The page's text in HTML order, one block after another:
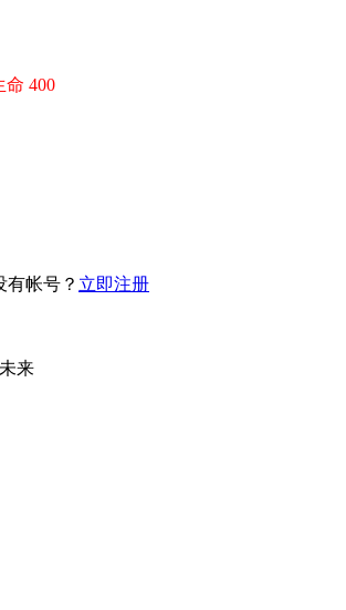
命 400
有帐号？ 立即注册
来